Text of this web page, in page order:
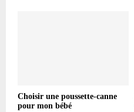
Choisir une poussette-canne
pour mon bébé